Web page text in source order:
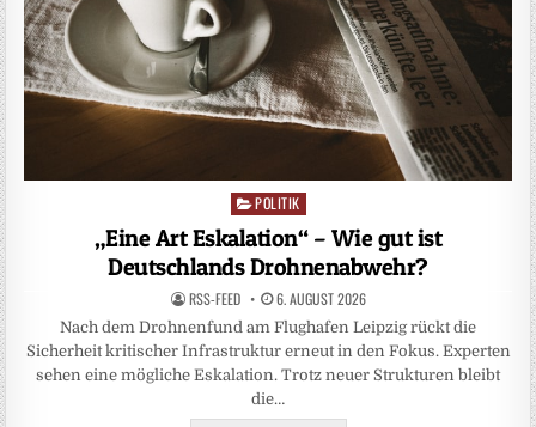
Posted
in
POLITIK
„Eine Art Eskalation“ – Wie gut ist
Deutschlands Drohnenabwehr?
RSS-FEED 6. AUGUST 2026
Nach dem Drohnenfund am Flughafen Leipzig rückt die
Sicherheit kritischer Infrastruktur erneut in den Fokus. Experten
sehen eine mögliche Eskalation. Trotz neuer Strukturen bleibt
die…